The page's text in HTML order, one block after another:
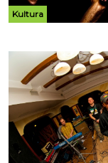
Kultura